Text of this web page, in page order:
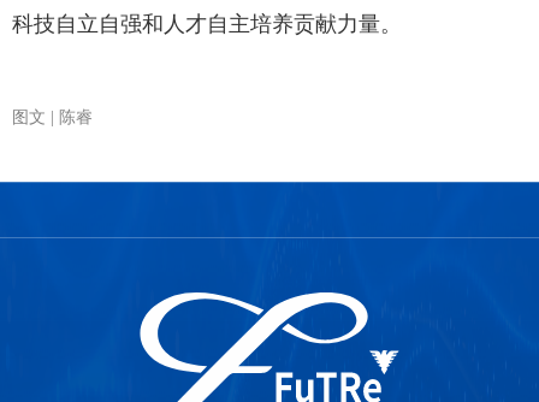
科技自立自强和人才自主培养贡献力量。
图文 | 陈睿